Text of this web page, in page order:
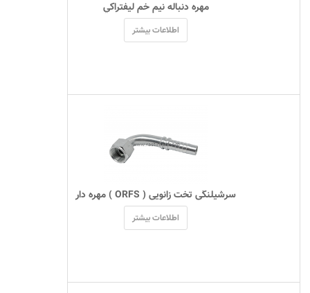
مهره دنباله نیم خم ليفتراکي
اطلاعات بیشتر
سرشیلنگی تخت زانویی ( ORFS ) مهره دار
اطلاعات بیشتر